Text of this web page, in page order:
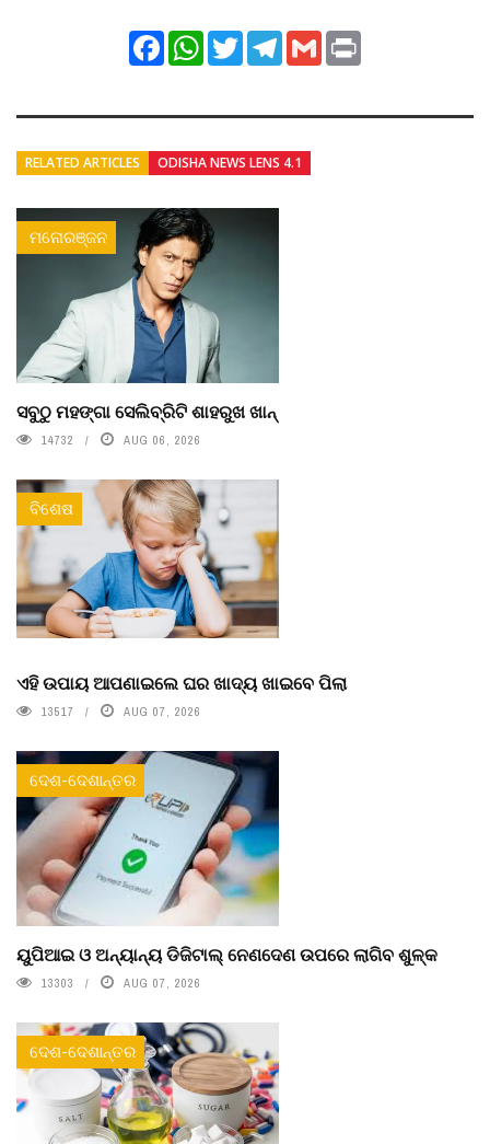
FacebookWhatsApp
TwitterTelegram
Gmail
RELATED ARTICLES ODISHA NEWS LENS 4.1
ମନୋରଞ୍ଜନ
ସବୁଠୁ ମହଙ୍ଗା ସେଲିବ୍ରିଟି ଶାହରୁଖ ଖାନ୍
14732 AUG 06, 2026
ବିଶେଷ
ଏହି ଉପାୟ ଆପଣାଇଲେ ଘର ଖାଦ୍ୟ ଖାଇବେ ପିଲା
13517 AUG 07, 2026
ଦେଶ-ଦେଶାନ୍ତର
ୟୁପିଆଇ ଓ ଅନ୍ୟାନ୍ୟ ଡିଜିଟାଲ୍ ନେଣଦେଣ ଉପରେ ଲାଗିବ ଶୁଳ୍କ
13303 AUG 07, 2026
ଦେଶ-ଦେଶାନ୍ତର